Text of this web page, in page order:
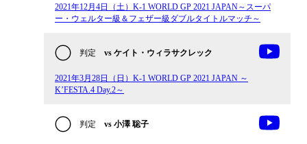
2021年12月4日（土）K-1 WORLD GP 2021 JAPAN～スーパ
ー・ウェルター級＆フェザー級ダブルタイトルマッチ～
判定 vs ケイト・ウィラサクレック
2021年3月28日（日）K-1 WORLD GP 2021 JAPAN ～
K’FESTA.4 Day.2～
判定 vs 小澤 聡子